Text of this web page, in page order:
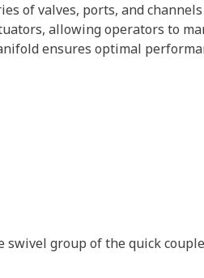
of valves, ports, and
allowing operators to
ensures optimal
group of the quick